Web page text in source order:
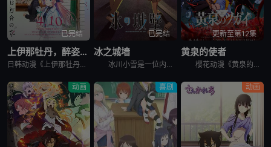
已完结
上伊那牡丹，醉姿如百合
日韩动漫《上伊那牡丹，醉姿如百合》又名：Kamiina Botan,Yoeru Sugata wa Yuri no Hana,the Drunken Appearance Is a Lily Flow
已完结
冰之城墙
冰川小雪是一位内向的学生，她总是向外筑起一道高高的心墙，只跟儿时好友安昙美姫互动。有一天，名叫雨宫凑的男孩，没来由地开始试图打进小雪的心房，扰乱了她平静的生活。 孤僻的小雪、受欢迎的美姫、没有边界
更新至第12集
黄泉的使者
樱花动漫《黄泉的使者》讲述了，月落和亚晨是一对双胞胎兄妹，他们在一个与世隔绝的深山小村落里出生，被称为“分隔夜与昼的双子”。他们拥有获得特殊力量的资格，一场围绕他们的双使战斗也随之展开。 &nbs
动画 喜剧 动画